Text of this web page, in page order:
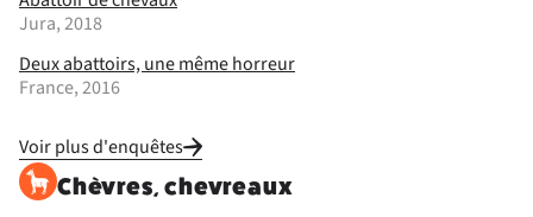
Jura, 2018
Deux abattoirs, une même horreur
France, 2016
Voir plus d'enquêtes
Chèvres, chevreaux